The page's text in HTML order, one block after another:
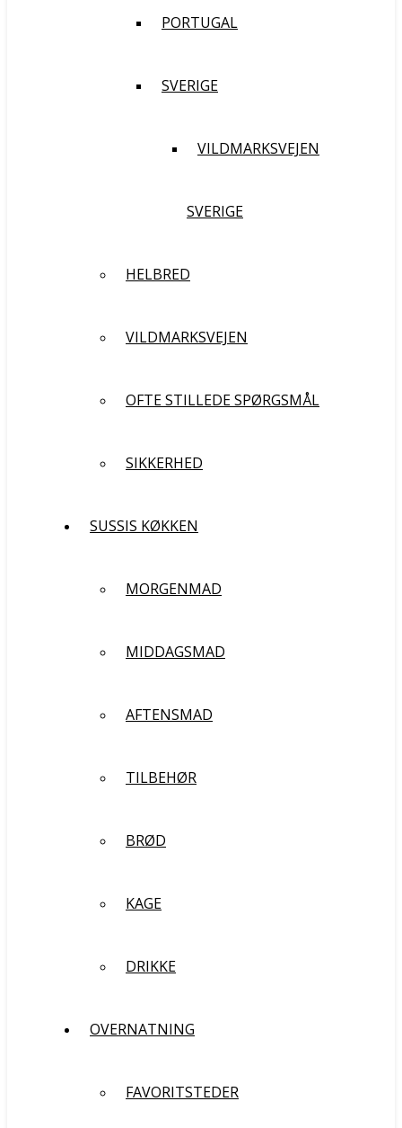
PORTUGAL
SVERIGE
VILDMARKSVEJEN
SVERIGE
HELBRED
VILDMARKSVEJEN
OFTE STILLEDE SPØRGSMÅL
SIKKERHED
SUSSIS KØKKEN
MORGENMAD
MIDDAGSMAD
AFTENSMAD
TILBEHØR
BRØD
KAGE
DRIKKE
OVERNATNING
FAVORITSTEDER